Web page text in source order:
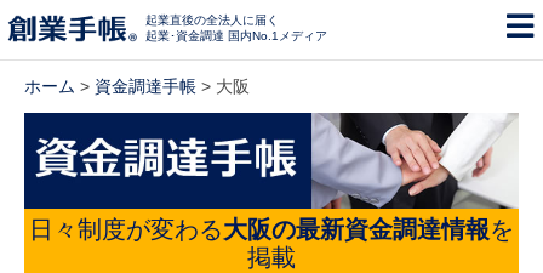
起業直後の全法人に届く
起業･資金調達 国内No.1メディア
ホーム > 資金調達手帳 > 大阪
日々制度が変わる大阪の最新資金調達情報を
掲載